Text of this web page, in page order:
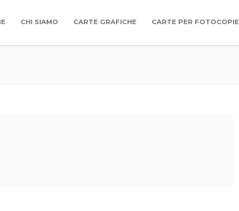
CHI SIAMO CARTE GRAFICHE CARTE PER FOTOCOPIE